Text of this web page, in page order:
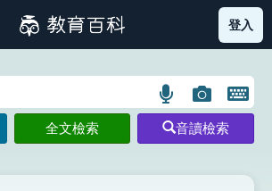
筆畫索引圖示 部首索引表圖示
登入
語
言
搜
圖
片
搜
開
鍵
圖
全文檢索 音讀檢索